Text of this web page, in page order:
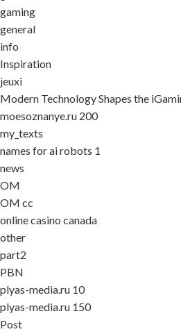
gaming
general
info
Inspiration
jeuxi
Modern Technology Shapes the
moesoznanye.ru 200
my_texts
names for ai robots 1
news
OM
OM cc
online casino canada
other
part2
PBN
plyas-media.ru 10
plyas-media.ru 150
Post